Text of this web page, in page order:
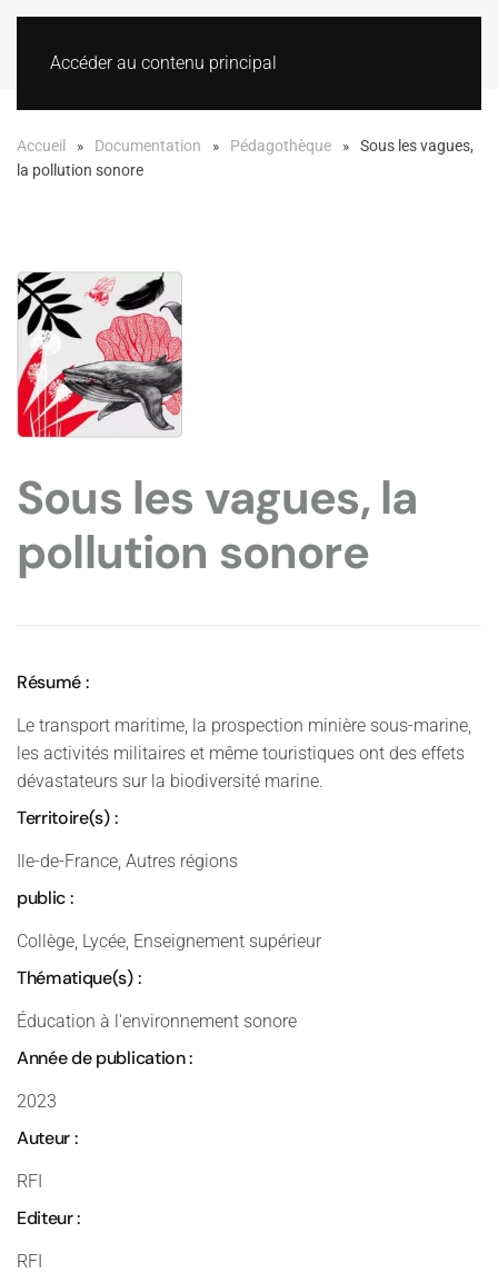
Accéder au contenu principal
Accueil Documentation Pédagothèque
Sous les vagues,
la pollution sonore
Sous les vagues, la
pollution sonore
Résumé :
Le transport maritime, la prospection minière sous-marine,
les activités militaires et même touristiques ont des effets
dévastateurs sur la biodiversité marine.
Territoire(s) :
Ile-de-France, Autres régions
public :
Collège, Lycée, Enseignement supérieur
Thématique(s) :
Éducation à l'environnement sonore
Année de publication :
2023
Auteur :
RFI
Editeur :
RFI